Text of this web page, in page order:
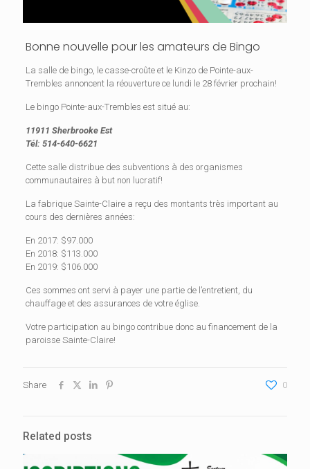
Bonne nouvelle pour les amateurs de Bingo
La salle de bingo, le casse-croûte et le Kinzo de Pointe-aux-
Trembles annoncent la réouverture ce lundi le 28 février prochain!
Le bingo Pointe-aux-Trembles est situé au:
11911 Sherbrooke Est
Tél: 514-640-6621
Cette salle distribue des subventions à des organismes
communautaires à but non lucratif!
La fabrique Sainte-Claire a reçu des montants très important au
cours des dernières années:
En 2017: $97.000
En 2018: $113.000
En 2019: $106.000
Ces sommes ont servi à payer une partie de l’entretient, du
chauffage et des assurances de votre église.
Votre participation au bingo contribue donc au financement de la
paroisse Sainte-Claire!
Share 0
Related posts